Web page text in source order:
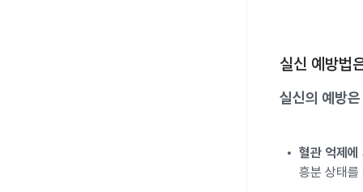
실신 예방법
실신의 예방
혈관 억제에
흥분 상태를